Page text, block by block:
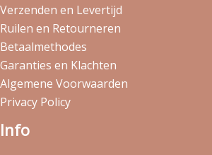
Verzenden en Levertijd
Ruilen en Retourneren
Betaalmethodes
Garanties en Klachten
Algemene Voorwaarden
Privacy Policy
Info